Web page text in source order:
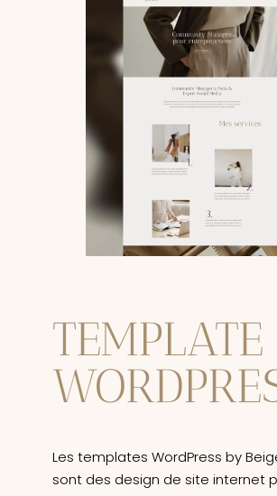
TEMPLATE
Les templates WordPress by
sont des design de site internet